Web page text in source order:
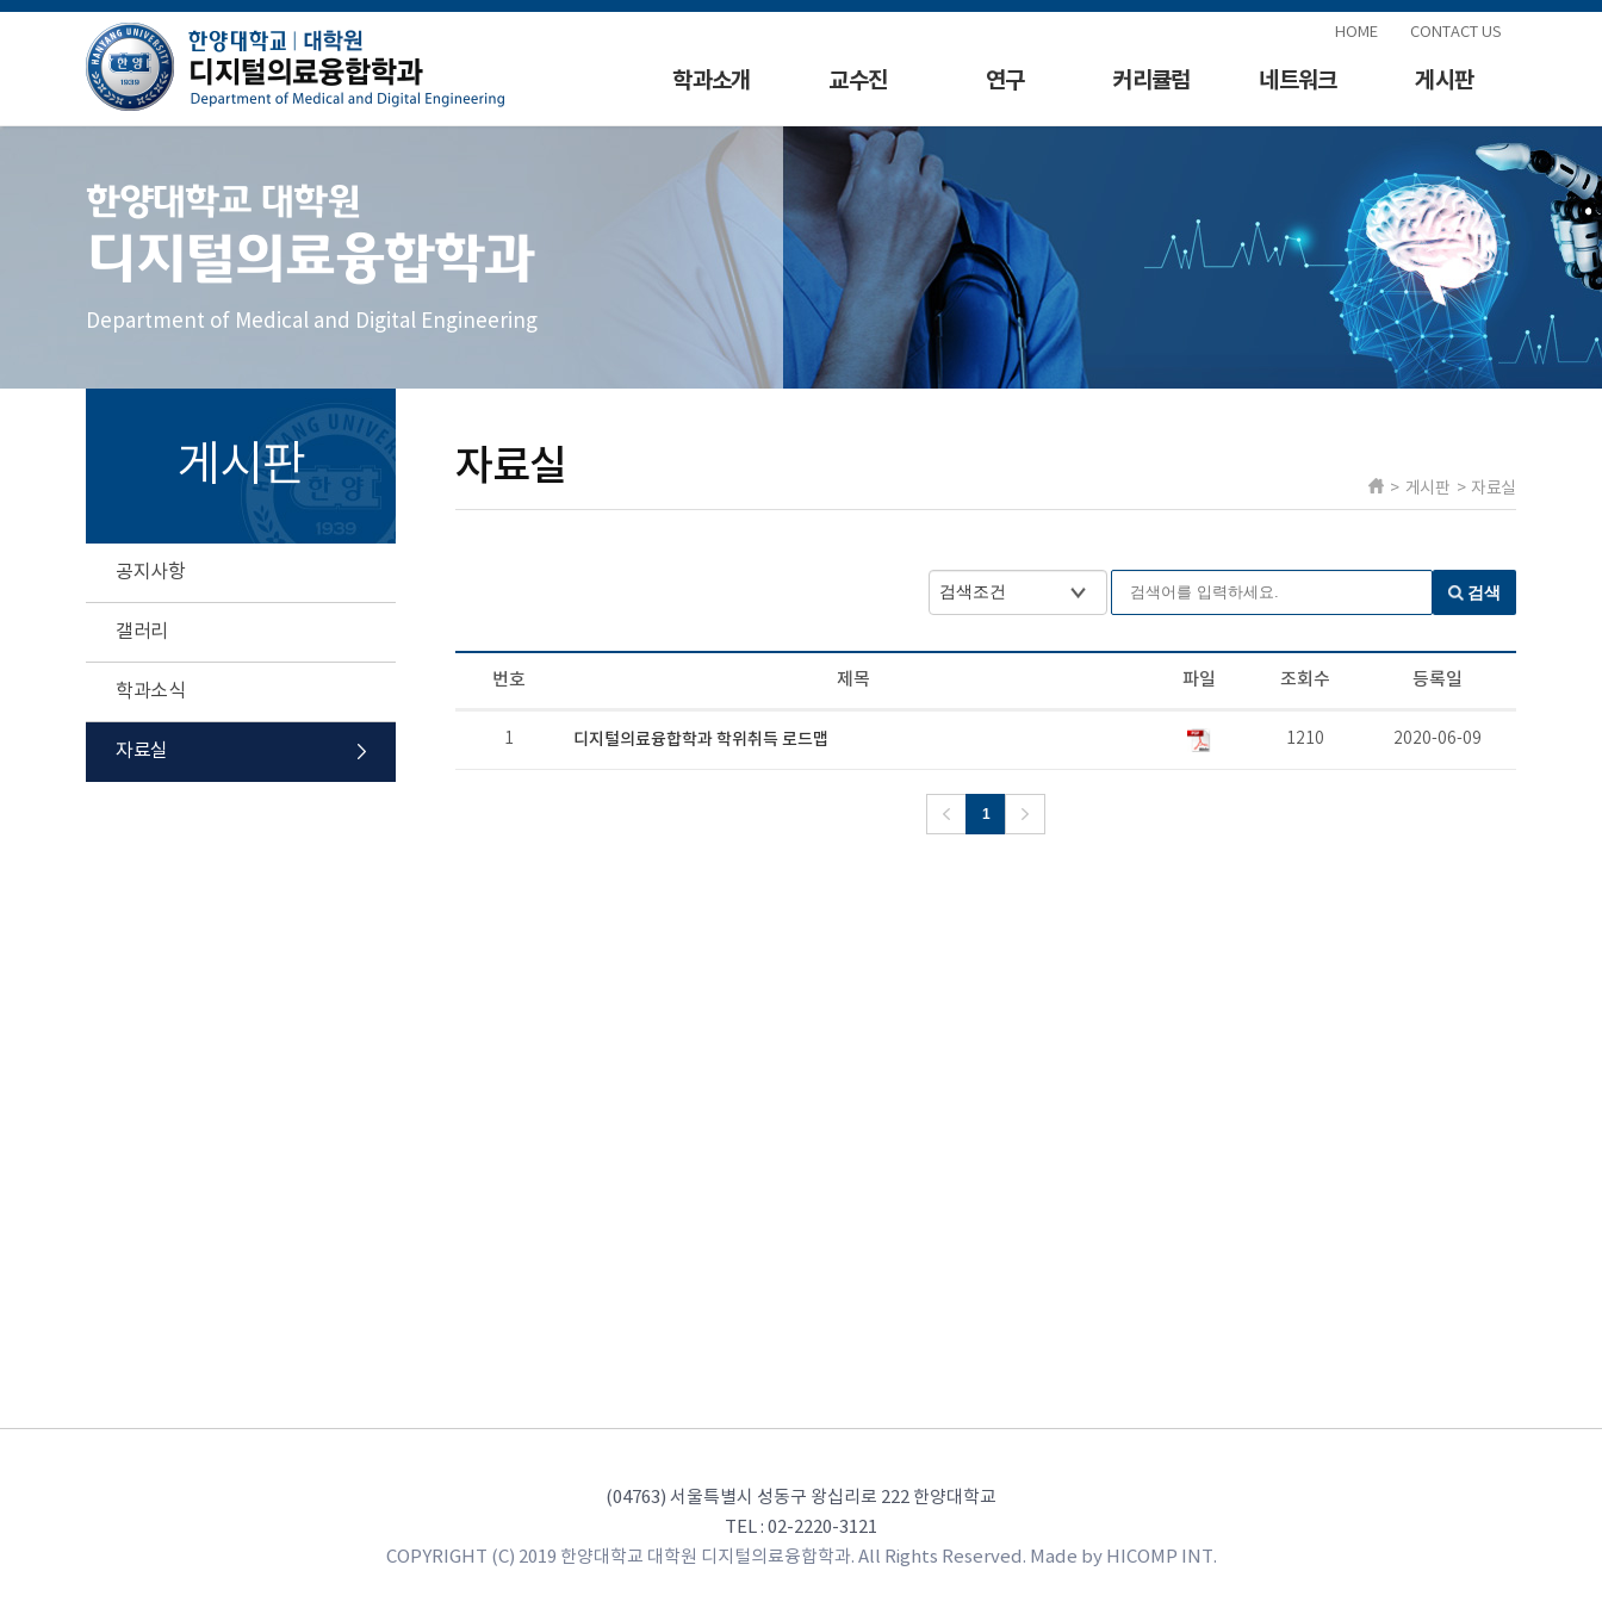
HOME CONTACT US
학과소개 교수진 연구 커리큘럼 네트워크 게시판
한양대학교 대학원
디지털의료융합학과
Department of Medical and Digital Engineering
게시판
공지사항
갤러리
학과소식
자료실
자료실 > 게시판 > 자료실
검색
번호 제목 파일 조회수 등록일
1 디지털의료융합학과 학위취득 로드맵 1210 2020-06-09
1
(04763) 서울특별시 성동구 왕십리로 222 한양대학교
TEL : 02-2220-3121
COPYRIGHT (C) 2019 한양대학교 대학원 디지털의료융합학과. All Rights Reserved. Made by HICOMP INT.